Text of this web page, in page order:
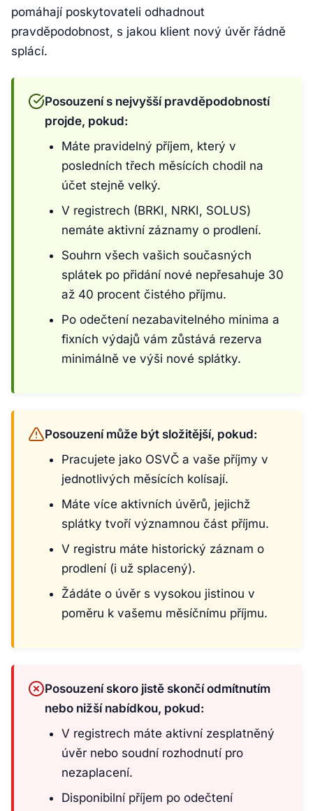
pomáhají poskytovateli odhadnout
pravděpodobnost, s jakou klient nový úvěr řádně
splácí.
Posouzení s nejvyšší pravděpodobností
projde, pokud:
Máte pravidelný příjem, který v
posledních třech měsících chodil na
účet stejně velký.
V registrech (BRKI, NRKI, SOLUS)
nemáte aktivní záznamy o prodlení.
Souhrn všech vašich současných
splátek po přidání nové nepřesahuje 30
až 40 procent čistého příjmu.
Po odečtení nezabavitelného minima a
fixních výdajů vám zůstává rezerva
minimálně ve výši nové splátky.
Posouzení může být složitější, pokud:
Pracujete jako OSVČ a vaše příjmy v
jednotlivých měsících kolísají.
Máte více aktivních úvěrů, jejichž
splátky tvoří významnou část příjmu.
V registru máte historický záznam o
prodlení (i už splacený).
Žádáte o úvěr s vysokou jistinou v
poměru k vašemu měsíčnímu příjmu.
Posouzení skoro jistě skončí odmítnutím
nebo nižší nabídkou, pokud:
V registrech máte aktivní zesplatněný
úvěr nebo soudní rozhodnutí pro
nezaplacení.
Disponibilní příjem po odečtení